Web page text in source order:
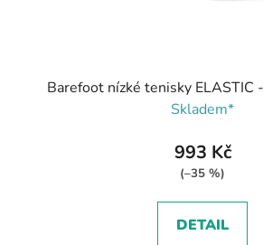
Barefoot nízké tenisky ELASTIC
Skladem*
993 Kč
(–35 %)
DETAIL